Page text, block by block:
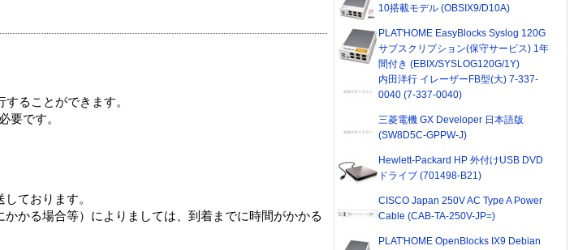
ることができます。
要です。
ております。
かる場合等）によりましては、到着までに時間がかかる
10搭載モデル (OBSIX9/D10A)
PLAT'HOME EasyBlocks Syslog 120G
サブスクリプション(保守サービス) 1年
間付き (EBIX/SYSLOG120G/1Y)
内田洋行 イレーザーFB型(大) 7-337-
0040 (7-337-0040)
三菱電機 GX Developer 日本語版
(SW8D5C-GPPW-J)
Hewlett-Packard HP 外付けUSB DVD
ドライブ (701498-B21)
CISCO Japan 250V AC Type A Power
Cable (CAB-TA-250V-JP=)
PLAT'HOME OpenBlocks IX9 Debian